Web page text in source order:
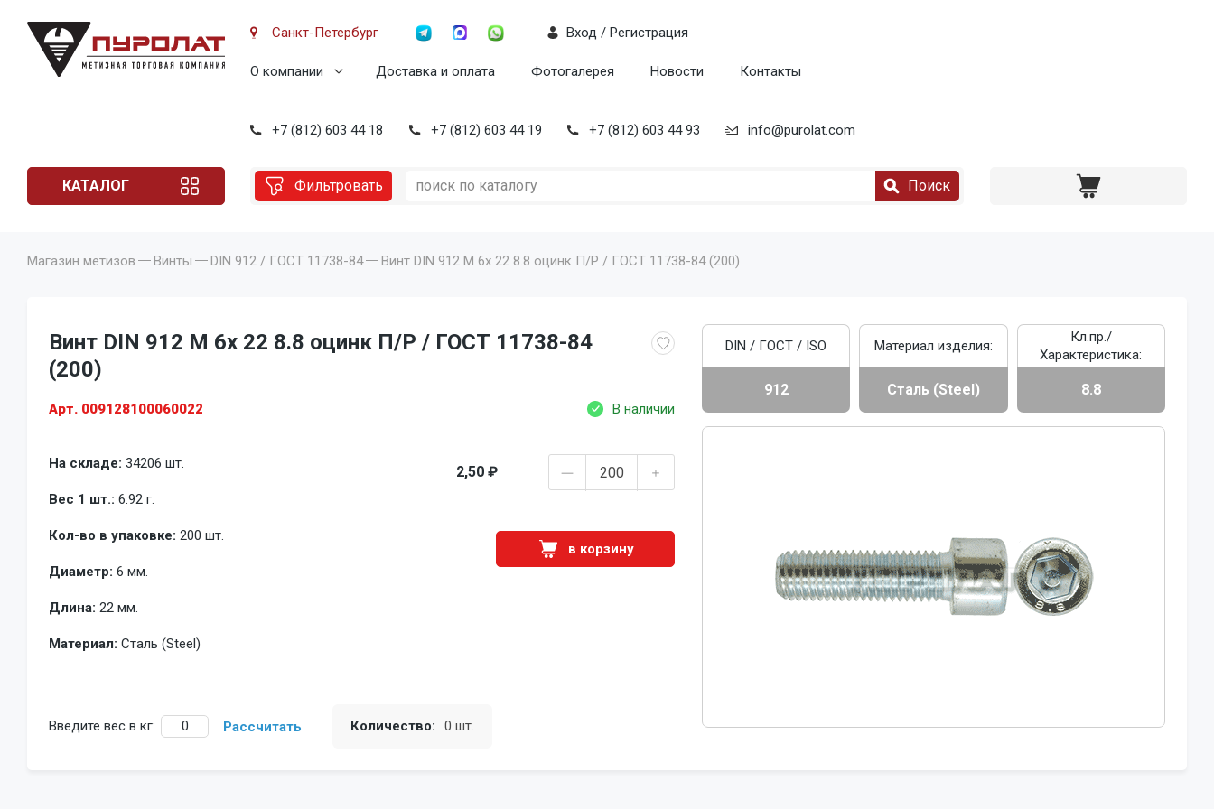
Санкт-Петербург
О компании Доставка и оплата Фотогалерея Новости Контакты
Вход / Регистрация
+7 (812) 603 44 18 +7 (812) 603 44 19 +7 (812) 603 44 93 info@purolat.com
КАТАЛОГ Фильтровать Поиск
Магазин метизов Винты DIN 912 / ГОСТ 11738-84 Винт DIN 912 M 6x 22 8.8 оцинк П/Р / ГОСТ 11738-84 (200)
Винт DIN 912 M 6x 22 8.8 оцинк П/Р / ГОСТ 11738-84
(200)
Арт. 009128100060022 В наличии
На складе: 34206 шт.
Вес 1 шт.: 6.92 г.
Кол-во в упаковке: 200 шт.
Диаметр: 6 мм.
Длина: 22 мм.
Материал: Сталь (Steel)
2,50 ₽
в корзину
Введите вес в кг: Рассчитать Количество: 0 шт.
DIN / ГОСТ / ISO
912
Материал изделия:
Сталь (Steel)
Кл.пр./
Характеристика:
8.8